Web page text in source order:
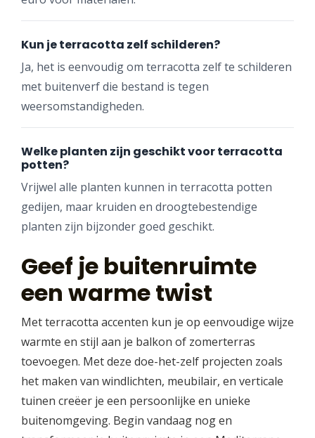
Kun je terracotta zelf schilderen?
Ja, het is eenvoudig om terracotta zelf te schilderen
met buitenverf die bestand is tegen
weersomstandigheden.
Welke planten zijn geschikt voor terracotta
potten?
Vrijwel alle planten kunnen in terracotta potten
gedijen, maar kruiden en droogtebestendige
planten zijn bijzonder goed geschikt.
Geef je buitenruimte
een warme twist
Met terracotta accenten kun je op eenvoudige wijze
warmte en stijl aan je balkon of zomerterras
toevoegen. Met deze doe-het-zelf projecten zoals
het maken van windlichten, meubilair, en verticale
tuinen creëer je een persoonlijke en unieke
buitenomgeving. Begin vandaag nog en